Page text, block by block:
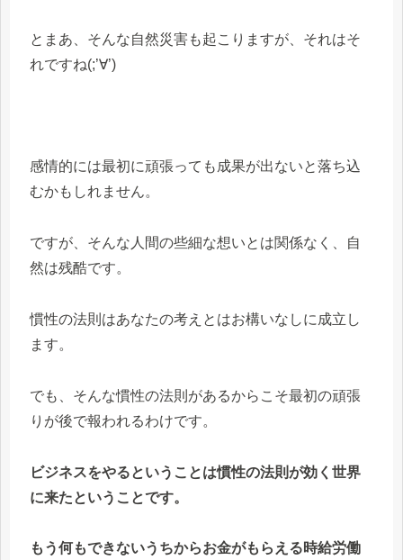
とまあ、そんな自然災害も起こりますが、それはそ
れですね(;’∀’)
感情的には最初に頑張っても成果が出ないと落ち込
むかもしれません。
ですが、そんな人間の些細な想いとは関係なく、自
然は残酷です。
慣性の法則はあなたの考えとはお構いなしに成立し
ます。
でも、そんな慣性の法則があるからこそ最初の頑張
りが後で報われるわけです。
ビジネスをやるということは慣性の法則が効く世界
に来たということです。
もう何もできないうちからお金がもらえる時給労働